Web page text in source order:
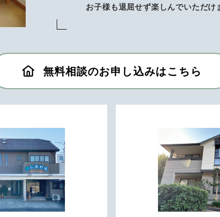
お子様も退屈せず楽しんでいただけ
無料相談のお申し込みはこちら